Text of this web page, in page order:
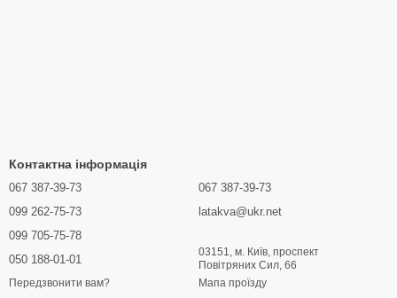
Контактна інформація
067 387-39-73
099 262-75-73
099 705-75-78
050 188-01-01
Передзвонити вам?
067 387-39-73
latakva@ukr.net
03151, м. Київ, проспект
Повітряних Сил, 66
Мапа проїзду